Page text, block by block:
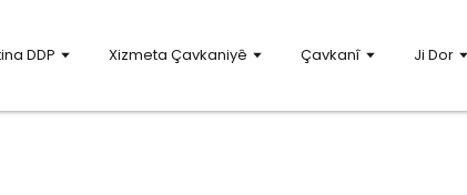
DDP Xizmeta Çavkaniyê Çavkanî Ji Dor
di Amazon FBA DDP,